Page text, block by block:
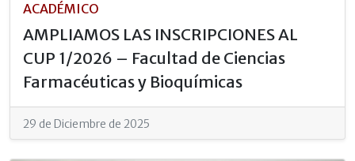
ACADÉMICO
AMPLIAMOS LAS INSCRIPCIONES AL
CUP 1/2026 – Facultad de Ciencias
Farmacéuticas y Bioquímicas
29 de Diciembre de 2025